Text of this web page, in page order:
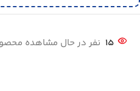
15 نفر در حال مشاهده